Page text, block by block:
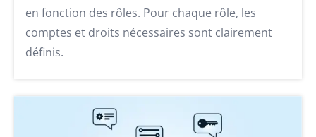
en fonction des rôles. Pour chaque rôle, les
comptes et droits nécessaires sont clairement
définis.